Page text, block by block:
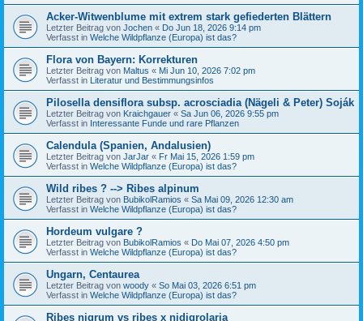
Acker-Witwenblume mit extrem stark gefiederten Blättern
Letzter Beitrag von Jochen « Do Jun 18, 2026 9:14 pm
Verfasst in Welche Wildpflanze (Europa) ist das?
Flora von Bayern: Korrekturen
Letzter Beitrag von Maltus « Mi Jun 10, 2026 7:02 pm
Verfasst in Literatur und Bestimmungsinfos
Pilosella densiflora subsp. acrosciadia (Nägeli & Peter) Soják
Letzter Beitrag von Kraichgauer « Sa Jun 06, 2026 9:55 pm
Verfasst in Interessante Funde und rare Pflanzen
Calendula (Spanien, Andalusien)
Letzter Beitrag von JarJar « Fr Mai 15, 2026 1:59 pm
Verfasst in Welche Wildpflanze (Europa) ist das?
Wild ribes ? --> Ribes alpinum
Letzter Beitrag von BubikolRamios « Sa Mai 09, 2026 12:30 am
Verfasst in Welche Wildpflanze (Europa) ist das?
Hordeum vulgare ?
Letzter Beitrag von BubikolRamios « Do Mai 07, 2026 4:50 pm
Verfasst in Welche Wildpflanze (Europa) ist das?
Ungarn, Centaurea
Letzter Beitrag von woody « So Mai 03, 2026 6:51 pm
Verfasst in Welche Wildpflanze (Europa) ist das?
Ribes nigrum vs ribes x nidigrolaria